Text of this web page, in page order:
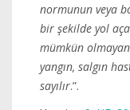
normunun veya
bir şekilde yol
mümkün
yangın, salgın
sayılır.”.